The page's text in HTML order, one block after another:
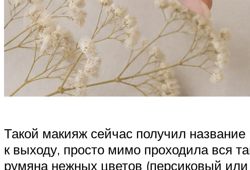
Такой макияж сейчас получил
к выходу, просто мимо проходила вся
румяна нежных цветов (персиковый